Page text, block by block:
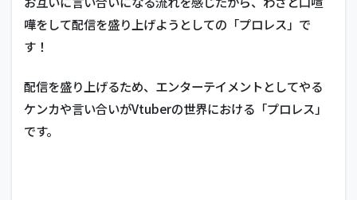
嘩をして配信を盛り上げようとしての「プロレス」で
す！
配信を盛り上げるため、エンターテイメントとしてやる
ケンカや言い合いがVtuberの世界における「プロレス」
です。